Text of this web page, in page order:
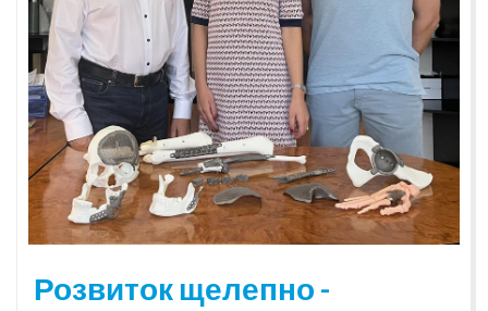
Розвиток щелепно -